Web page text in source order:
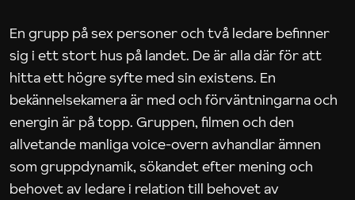
En grupp på sex personer och två ledare befinner
sig i ett stort hus på landet. De är alla där för att
hitta ett högre syfte med sin existens. En
bekännelsekamera är med och förväntningarna och
energin är på topp. Gruppen, filmen och den
allvetande manliga voice-overn avhandlar ämnen
som gruppdynamik, sökandet efter mening och
behovet av ledare i relation till behovet av